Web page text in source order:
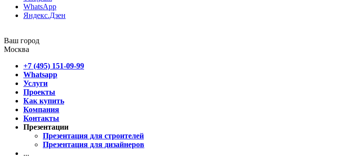
WhatsApp
Яндекс.Дзен
Ваш город
Москва
+7 (495) 151-09-99
Whatsapp
Услуги
Проекты
Как купить
Компания
Контакты
Презентации
Презентация для строителей
Презентация для дизайнеров
...